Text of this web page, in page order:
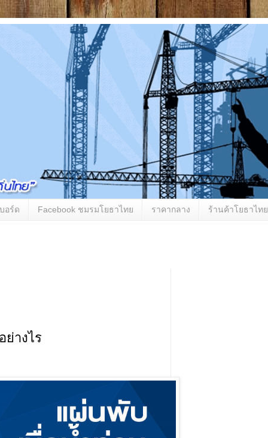
อร์ด Facebook ชมรมโยธาไทย ราคากลาง ร้านค้าโยธาไทย
างไร